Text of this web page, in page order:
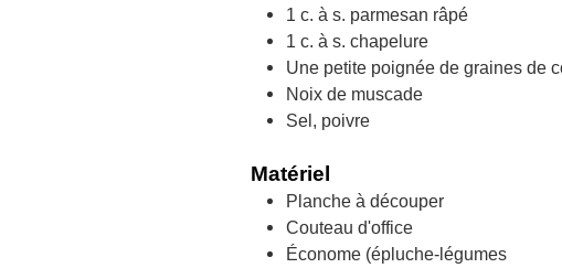
1 c. à s. parmesan râpé
1 c. à s. chapelure
Une petite poignée de graines de
Noix de muscade
Sel, poivre
Matériel
Planche à découper
Couteau d'office
Économe (épluche-légumes